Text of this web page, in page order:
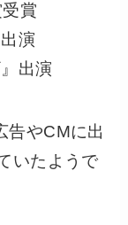
賞
演
出演
告やCMに出
いたようで